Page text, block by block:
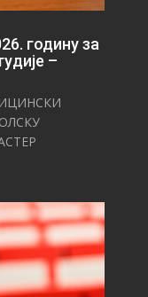
годину за
–